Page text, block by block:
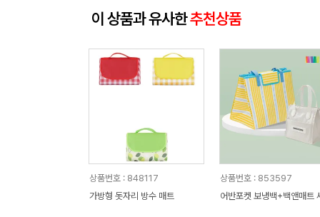
이 상품과 유사한추천상품
상품번호 : 848117
가방형 돗자리 방수 매트
상품번호 : 853597
어반포켓 보냉백+백앤매트